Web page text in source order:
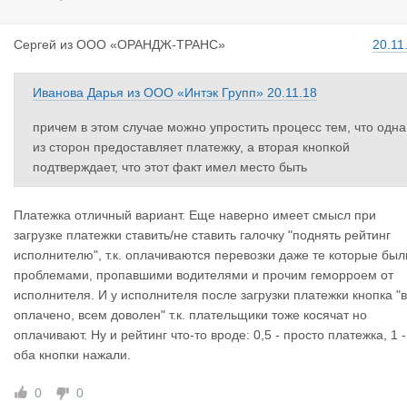
Сергей из ООО «ОРАНДЖ-ТРАНС»
Иванова Дарья из ООО «Интэк Групп» 20.11.18
причем в этом случае можно упростить процесс тем, что одна
из сторон предоставляет платежку, а вторая кнопкой
подтверждает, что этот факт имел место быть
Платежка отличный вариант. Еще наверно имеет смысл при
загрузке платежки ставить/не ставить галочку "поднять рейтинг
исполнителю", т.к. оплачиваются перевозки даже те которые
проблемами, пропавшими водителями и прочим геморроем от
исполнителя. И у исполнителя после загрузки платежки кнопка
оплачено, всем доволен" т.к. плательщики тоже косячат но
оплачивают. Ну и рейтинг что-то вроде: 0,5 - просто платежка, 1 -
оба кнопки нажали.
0 0